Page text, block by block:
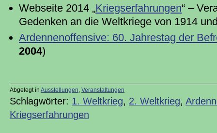
Webseite 2014 „Kriegserfahrungen“ –
Gedenken an die Weltkriege von 1914
Ardennenoffensive: 60. Jahrestag der
2004)
Abgelegt in Ausstellungen Veranstaltungen
Schlagwörter: 1. Weltkrieg, 2. Weltkrieg,
Kriegserfahrungen